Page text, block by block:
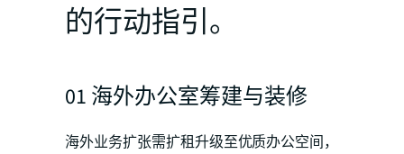
的行动指引。
01 海外办公室筹建与装修
海外业务扩张需扩租升级至优质办公空间，